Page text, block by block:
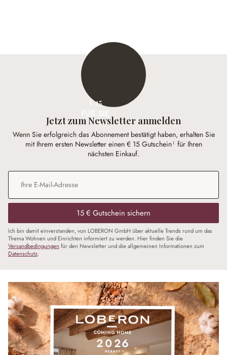
€ 15
Jetzt zum Newsletter anmelden
Wenn Sie erfolgreich das Abonnement bestätigt haben, erhalten Sie
mit Ihrem ersten Newsletter einen € 15 Gutschein¹ für Ihren
nächsten Einkauf.
E-Mail-Adresse
15 € Gutschein sichern
Ich bin damit einverstanden, von LOBERON GmbH über aktuelle Trends rund um das
Thema Wohnen und Einrichten informiert zu werden. Hier finden Sie die
Versandbedingungen für den Newsletter und die allgemeinen Informationen zum
Datenschutz.